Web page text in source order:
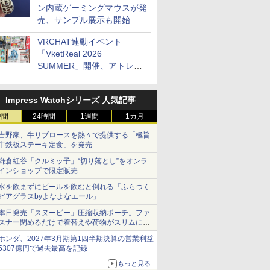
ン内蔵ゲーミングマウスが発
売、サンプル展示も開始
VRCHAT連動イベント
「VketReal 2026
SUMMER」開催、アトレ秋
コラボ、マイクラ/ROBLOX
の「プログラミング体験会」
がソフマップで開催など～
最近の秋葉原 イベント/ポッ
プストア編～
Impress Watchシリーズ 人気記事
24時間 1週間 1カ月
野家、牛リブロースを熱々で提供する「極旨
鉄板ステーキ定食」を発売
倉紅谷「クルミッ子」“切り落とし”をオンラ
ンショップで限定販売
を飲まずにビールを飲むと倒れる「ふらつく
アグラスbyよなよなエール」
日発売「スヌーピー」圧縮収納ポーチ。ファ
ナー閉めるだけで着替えや荷物がスリムにま
まる
ンダ、2027年3月期第1四半期決算の営業利益
億円で過去最高を記録
もっと見る